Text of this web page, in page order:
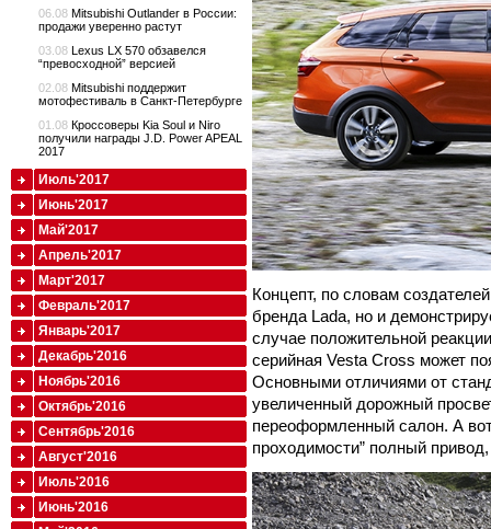
Концепт, по словам
бренда Lada, но и
случае положительной
серийная Vesta Cross может
Основными отличиями от
увеличенный дорожный
переоформленный салон. А
проходимости” полный
06.08 Mitsubishi Outlander в России:
продажи уверенно растут
03.08 Lexus LX 570 обзавелся
“превосходной” версией
02.08 Mitsubishi поддержит
мотофестиваль в Санкт-Петербурге
01.08 Кроссоверы Kia Soul и Niro
получили награды J.D. Power APEAL
2017
Июль'2017
Июнь'2017
Май'2017
Апрель'2017
Март'2017
Февраль'2017
Январь'2017
Декабрь'2016
Ноябрь'2016
Октябрь'2016
Сентябрь'2016
Август'2016
Июль'2016
Июнь'2016